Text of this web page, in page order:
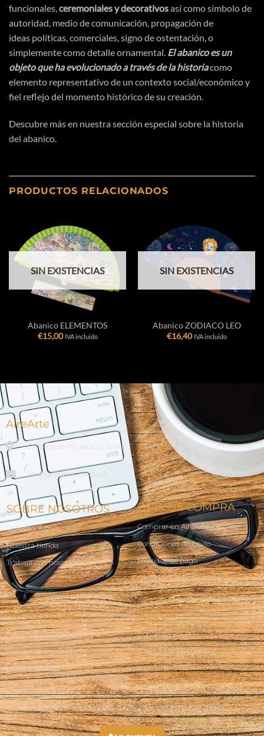
funcionales,ceremoniales y decorativosasí comosímbolode
autoridad, medio decomunicación, propagación de
ideas políticas, comerciales, signo deostentación, o
simplemente como detalle ornamental. El abanico es un
objeto que ha evolucionado atravésde la historiacomo
elemento representativo de un contexto social/económicoy
fiel reflejo del momento históricode su creación.
Descubre más en nuestra sección especial sobre la historia
del abanico.
PRODUCTOS RELACIONADOS
SIN EXISTENCIAS
Abanico ELEMENTOS
€15,00 IVA incluido
SIN EXISTENCIAS
Abanico ZODIACO LEO
€16,40 IVA incluido
AireArte
C/ García de Vinuesa, 30 Sevilla
info@abanicosairearte.es
SOBRE NOSOTROS
Quienes Somos
Nuestra tienda
Trabaja con nosotros
GUÍA DE COMPRA
Comprar en AireArte
Condiciones de envío
Métodos de pago
Cambios y devoluciones
AVISO LEGAL
Terminos y condiciones
Política de Privacidad
Política Cookies
AYUDA
Contacto
Preguntas frecuentes
Ⓒ 2025 - Todos los derechos están reservados